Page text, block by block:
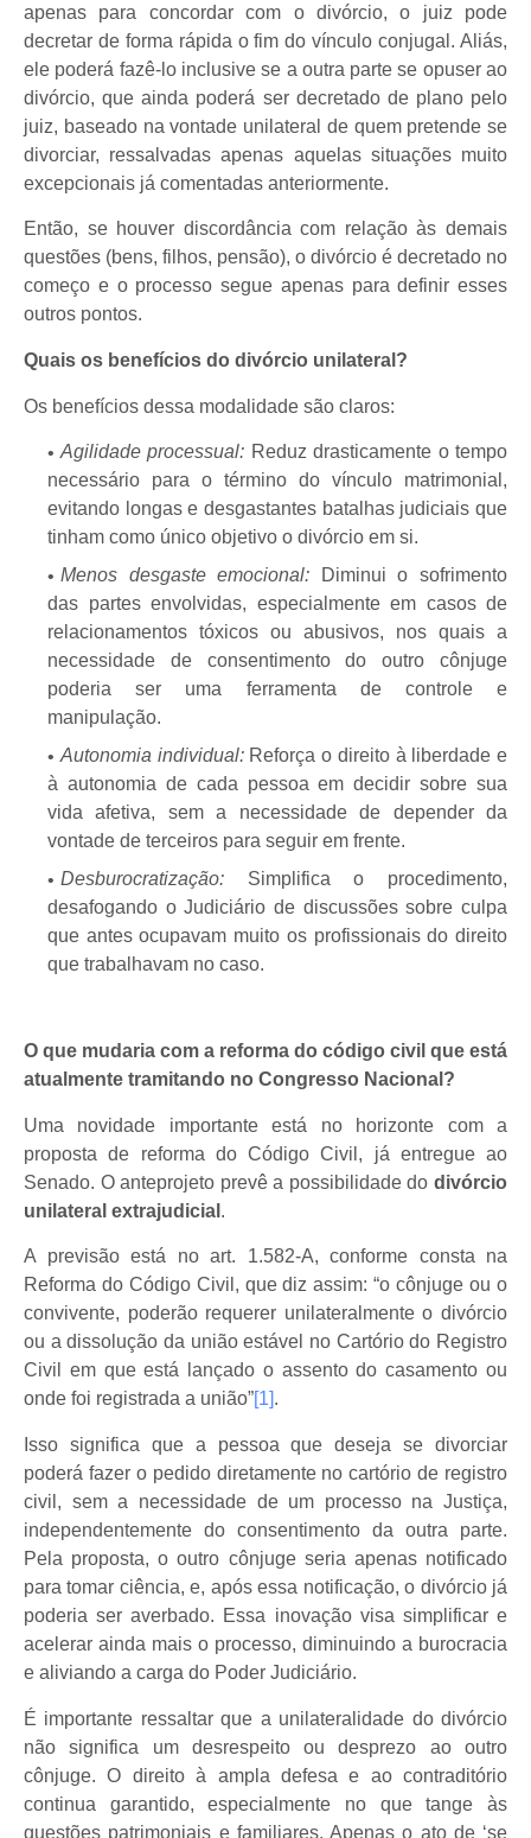
apenas para concordar com o divórcio, o juiz pode
decretar de forma rápida o fim do vínculo conjugal. Aliás,
ele poderá fazê-lo inclusive se a outra parte se opuser ao
divórcio, que ainda poderá ser decretado de plano pelo
juiz, baseado na vontade unilateral de quem pretende se
divorciar, ressalvadas apenas aquelas situações muito
excepcionais já comentadas anteriormente.
Então, se houver discordância com relação às demais
questões (bens, filhos, pensão), o divórcio é decretado no
começo e o processo segue apenas para definir esses
outros pontos.
Quais os benefícios do divórcio unilateral?
Os benefícios dessa modalidade são claros:
Agilidade processual: Reduz drasticamente o tempo
necessário para o término do vínculo matrimonial,
evitando longas e desgastantes batalhas judiciais que
tinham como único objetivo o divórcio em si.
Menos desgaste emocional: Diminui o sofrimento
das partes envolvidas, especialmente em casos de
relacionamentos tóxicos ou abusivos, nos quais a
necessidade de consentimento do outro cônjuge
poderia ser uma ferramenta de controle e
manipulação.
Autonomia individual:Reforça o direito à liberdade e
à autonomia de cada pessoa em decidir sobre sua
vida afetiva, sem a necessidade de depender da
vontade de terceiros para seguir em frente.
Desburocratização: Simplifica o procedimento,
desafogando o Judiciário de discussões sobre culpa
que antes ocupavam muito os profissionais do direito
que trabalhavam no caso.
O que mudaria com a reforma do código civil que está
atualmente tramitando no Congresso Nacional?
Uma novidade importante está no horizonte com a
proposta de reforma do Código Civil, já entregue ao
Senado. O anteprojeto prevê a possibilidade do divórcio
unilateral extrajudicial .
A previsão está no art. 1.582-A, conforme consta na
Reforma do Código Civil, que diz assim: “o cônjuge ou o
convivente, poderão requerer unilateralmente o divórcio
ou a dissolução da união estável no Cartório do Registro
Civil em que está lançado o assento do casamento ou
onde foi registrada a união”[1].
Isso significa que a pessoa que deseja se divorciar
poderá fazer o pedido diretamente no cartório de registro
civil, sem a necessidade de um processo na Justiça,
independentemente do consentimento da outra parte.
Pela proposta, o outro cônjuge seria apenas notificado
para tomar ciência, e, após essa notificação, o divórcio já
poderia ser averbado. Essa inovação visa simplificar e
acelerar ainda mais o processo, diminuindo a burocracia
e aliviando a carga do Poder Judiciário.
É importante ressaltar que a unilateralidade do divórcio
não significa um desrespeito ou desprezo ao outro
cônjuge. O direito à ampla defesa e ao contraditório
continua garantido, especialmente no que tange às
questões patrimoniais e familiares. Apenas o ato de ‘se